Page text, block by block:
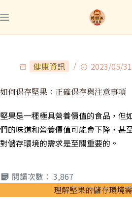
健康資訊 2023/05/
如何保存堅果：正確保存與注意事項
堅果是一種極具營養價值的食品，但
們的味道和營養價值可能會下降，甚
對儲存環境的需求是至關重要的。
閱讀次數： 3,867
理解堅果的儲存環境